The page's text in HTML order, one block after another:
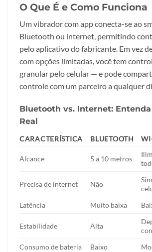
O Que É e Como Funciona
Um vibrador com app conecta-se ao
Bluetooth ou internet, permitindo
pelo aplicativo do fabricante. Em vez
com opções limitadas, você tem
granular pelo celular — e pode
controle com um parceiro a qualquer
Bluetooth vs. Internet:
Real
CARACTERÍSTICA BLUETOOTH
Alcance 5 a 10 metros
Precisa de internet Não
Latência
Muito baixa
Estabilidade Alta
Consumo de bateria
Baixo